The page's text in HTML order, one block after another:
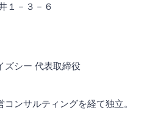
３－６
シー 代表取締役
ンサルティングを経て独立。